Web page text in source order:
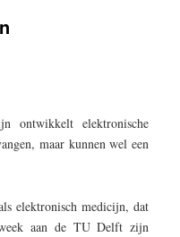
ontwikkelt elektronische
maar kunnen wel een
elektronisch medicijn, dat
aan de TU Delft zijn